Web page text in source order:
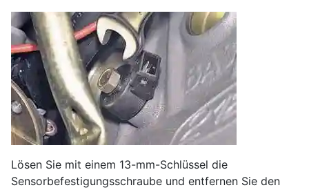
Lösen Sie mit einem 13-mm-Schlüssel die
Sensorbefestigungsschraube und entfernen Sie den